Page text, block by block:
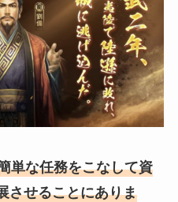
単な任務をこなして資
させることにありま